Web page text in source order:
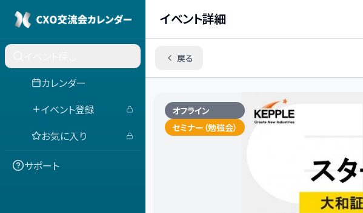
カレンダー
イベント登録
お気に入り
サポート
イベント詳細
戻る
オフライン
セミナー（勉強会）